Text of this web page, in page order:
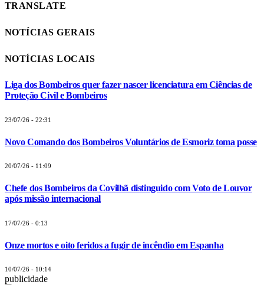
TRANSLATE
NOTÍCIAS GERAIS
NOTÍCIAS LOCAIS
Liga dos Bombeiros quer fazer nascer licenciatura em Ciências de
Proteção Civil e Bombeiros
23/07/26 - 22:31
Novo Comando dos Bombeiros Voluntários de Esmoriz toma posse
20/07/26 - 11:09
Chefe dos Bombeiros da Covilhã distinguido com Voto de Louvor
após missão internacional
17/07/26 - 0:13
Onze mortos e oito feridos a fugir de incêndio em Espanha
10/07/26 - 10:14
publicidade